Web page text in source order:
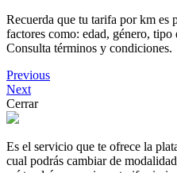
Recuerda que tu tarifa por km es
factores como: edad, género,
Consulta términos y condiciones.
Previous
Next
Cerrar
Es el servicio que te ofrece la
cual podrás cambiar de